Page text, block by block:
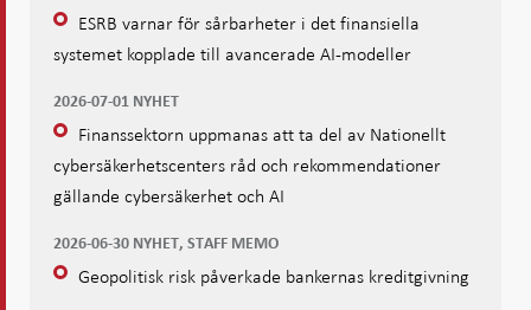
ESRB varnar för sårbarheter i det finansiella
systemet kopplade till avancerade AI-modeller
2026-07-01 NYHET
Finanssektorn uppmanas att ta del av Nationellt
cybersäkerhetscenters råd och rekommendationer
gällande cybersäkerhet och AI
2026-06-30 NYHET, STAFF MEMO
Geopolitisk risk påverkade bankernas kreditgivning